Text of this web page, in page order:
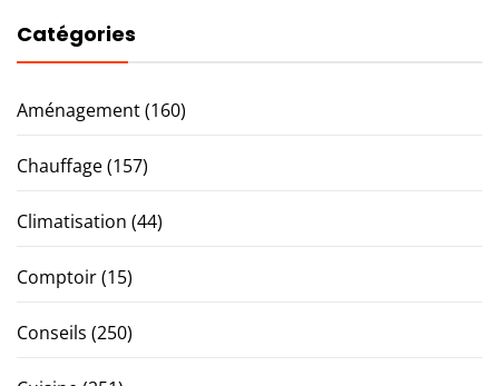
Catégories
Aménagement(160)
Chauffage(157)
Climatisation (44)
Comptoir(15)
Conseils (250)